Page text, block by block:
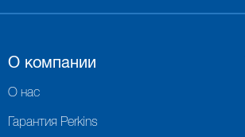
О компании
О нас
Гарантия Perkins